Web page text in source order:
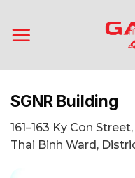
content
SGNR Building
161–163 Ky Con
Thai Binh Ward,